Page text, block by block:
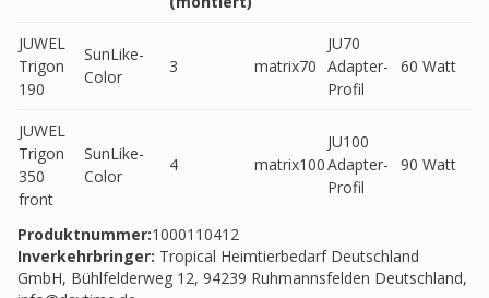
JUWEL
Trigon
190
SunLike-
Color
3 matrix70
JU70
Adapter-
Profil
60 Watt
JUWEL
Trigon
350
front
SunLike-
Color
4 matrix100
JU100
Adapter-
Profil
90 Watt
Produktnummer:1000110412
Inverkehrbringer: Tropical Heimtierbedarf Deutschland
GmbH, Bühlfelderweg 12, 94239 Ruhmannsfelden Deutschland,